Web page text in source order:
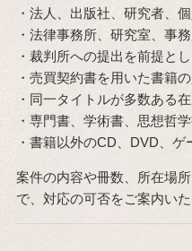
・法人、出版社、研究者、
・法律事務所、研究室、事
・裁判所への提出を前提と
・売買契約書を用いた書籍
・同一タイトルが多数ある
・専門書、学術書、思想哲
・書籍以外のCD、DVD、
案件の内容や冊数、所在場
で、対応の可否をご案内いた